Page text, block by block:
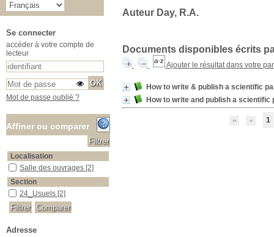
Auteur Day, R.A.
Documents disponibles écrits
Ajouter le résultat dans votre
How to write & publish a scientific
How to write and publish a scientific
1
Se connecter
accéder à votre compte de
lecteur
Mot de passe oublié ?
Affiner ou comparer
Localisation
Salle des ouvrages
Salle des ouvrages [2]
Section
24_Usuels
24_Usuels [2]
Adresse